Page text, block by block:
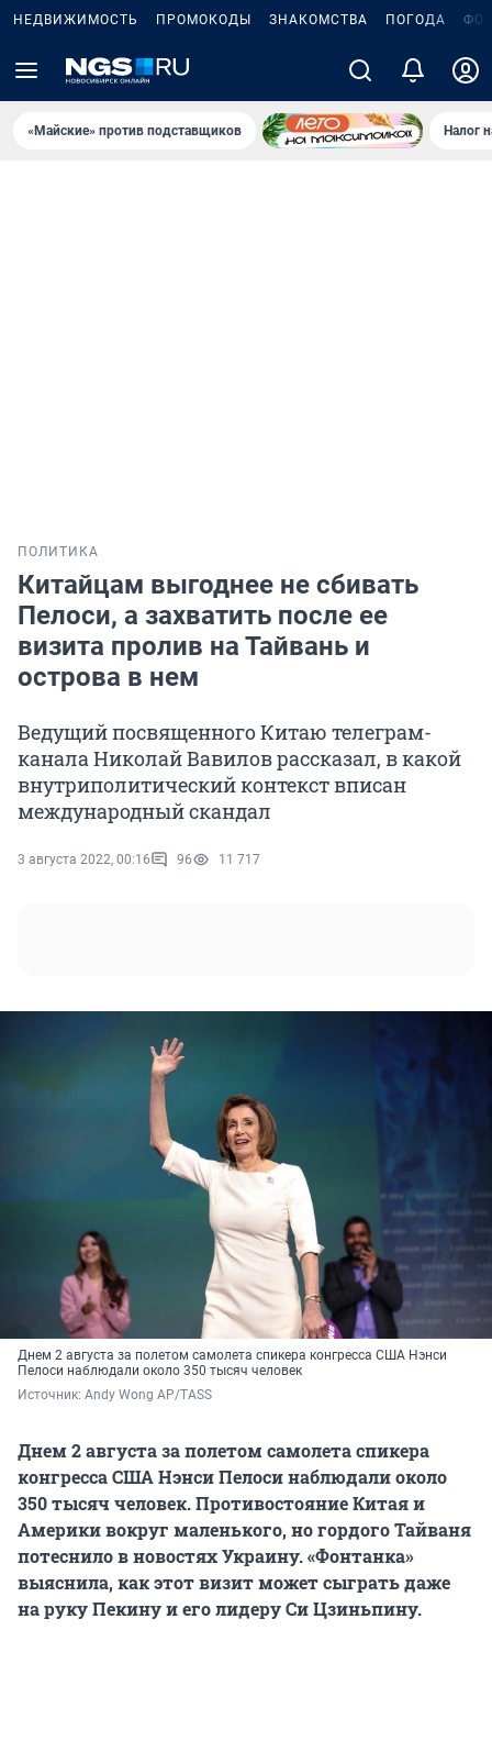
НЕДВИЖИМОСТЬ ПРОМОКОДЫ ЗНАКОМСТВА ПОГОДА
«Майские» против подставщиков Налог
ПОЛИТИКА
Китайцам выгоднее не сбивать
Пелоси, а захватить после ее
визита пролив на Тайвань и
острова в нем
Ведущий посвященного Китаю телеграм-
канала Николай Вавилов рассказал, в какой
внутриполитический контекст вписан
международный скандал
3 августа 2022, 00:16 96 11 717
Днем 2 августа за полетом самолета спикера конгресса США Нэнси
Пелоси наблюдали около 350 тысяч человек
Источник: Andy Wong AP/TASS
Днем 2 августа за полетом самолета спикера
конгресса США Нэнси Пелоси наблюдали около
350 тысяч человек. Противостояние Китая и
Америки вокруг маленького, но гордого Тайваня
потеснило в новостях Украину. «Фонтанка»
выяснила, как этот визит может сыграть даже
на руку Пекину и его лидеру Си Цзиньпину.